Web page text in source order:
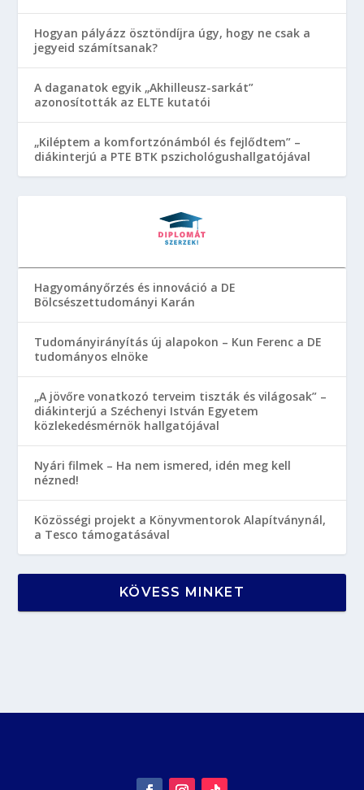
Hogyan pályázz ösztöndíjra úgy, hogy ne csak a
jegyeid számítsanak?
A daganatok egyik „Akhilleusz-sarkát”
azonosították az ELTE kutatói
„Kiléptem a komfortzónámból és fejlődtem” –
diákinterjú a PTE BTK pszichológushallgatójával
Hagyományőrzés és innováció a DE
Bölcsészettudományi Karán
Tudományirányítás új alapokon – Kun Ferenc a DE
tudományos elnöke
„A jövőre vonatkozó terveim tiszták és világosak” –
diákinterjú a Széchenyi István Egyetem
közlekedésmérnök hallgatójával
Nyári filmek – Ha nem ismered, idén meg kell
nézned!
Közösségi projekt a Könyvmentorok Alapítványnál,
a Tesco támogatásával
KÖVESS MINKET